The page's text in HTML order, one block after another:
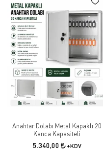
Anahtar Dolabı Metal Kapaklı 20
Kanca Kapasiteli
5.340,00 +KDV